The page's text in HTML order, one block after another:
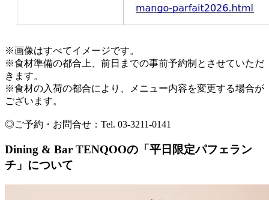
※画像はすべてイメージです。
※食材準備の都合上、前日までの事前予約制とさせていただ
きます。
※食材の入荷の都合により、メニュー内容を変更する場合が
ございます。
◎ご予約・お問合せ：Tel. 03-3211-0141
Dining & Bar TENQOOの「平日限定パフェラン
チ」について